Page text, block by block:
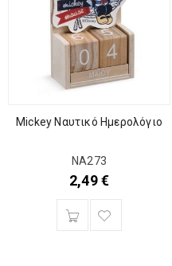
Mickey Ναυτικό Ημερολόγιο
ΝΑ273
2,49€